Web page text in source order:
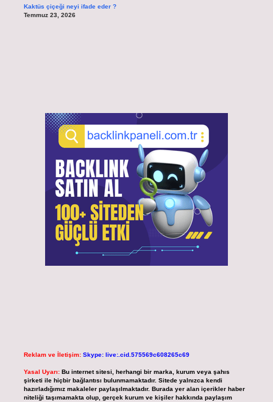
Kaktüs çiçeği neyi ifade eder ?
Temmuz 23, 2026
Reklam ve İletişim: Skype: live:.cid.575569c608265c69
Yasal Uyarı: Bu internet sitesi, herhangi bir marka, kurum veya şahıs
şirketi ile hiçbir bağlantısı bulunmamaktadır. Sitede yalnızca kendi
hazırladığımız makaleler paylaşılmaktadır. Burada yer alan içerikler haber
niteliği taşımamakta olup, gerçek kurum ve kişiler hakkında paylaşım